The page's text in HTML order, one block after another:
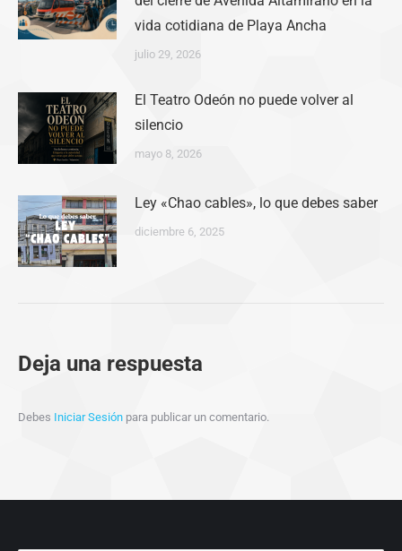
vida cotidiana de Playa Ancha
julio 29, 2026
El Teatro Odeón no puede volver al
silencio
mayo 8, 2026
Ley «Chao cables», lo que debes saber
diciembre 6, 2025
Deja una respuesta
Debes Iniciar Sesión para publicar un comentario.